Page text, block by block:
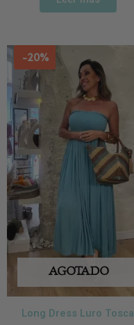
-20%
AGOTADO
Long Dress Luro Tosca